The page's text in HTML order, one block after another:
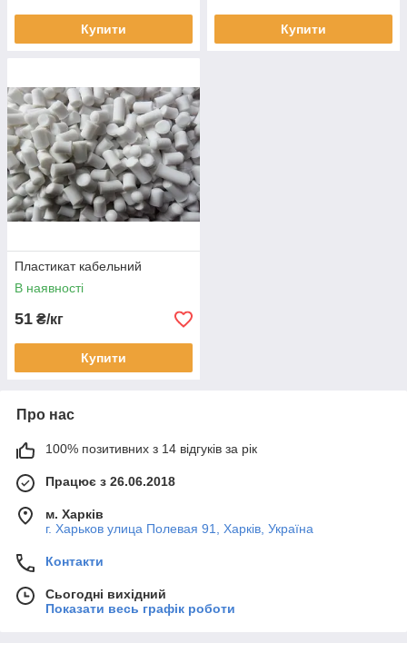
Купити Купити
Пластикат кабельний
В наявності
51 ₴/кг
Купити
Про нас
100% позитивних з 14 відгуків за рік
Працює з 26.06.2018
м. Харків
г. Харьков улица Полевая 91, Харків, Україна
Контакти
Сьогодні вихідний
Показати весь графік роботи